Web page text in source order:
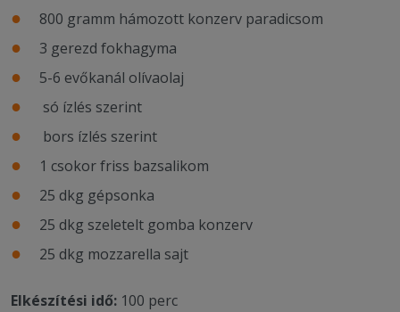
800 gramm hámozott konzerv paradicsom
3 gerezd fokhagyma
5-6 evőkanál olívaolaj
só ízlés szerint
bors ízlés szerint
1 csokor friss bazsalikom
25 dkg gépsonka
25 dkg szeletelt gomba konzerv
25 dkg mozzarella sajt
Elkészítési idő: 100 perc